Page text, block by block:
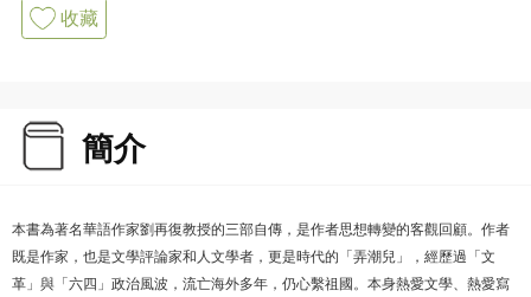
收藏
簡介
本書為著名華語作家劉再復教授的三部自傳，是作者思想轉變的客觀回顧。作者
既是作家，也是文學評論家和人文學者，更是時代的「弄潮兒」，經歷過「文
革」與「六四」政治風波，流亡海外多年，仍心繫祖國。本身熱愛文學、熱愛寫